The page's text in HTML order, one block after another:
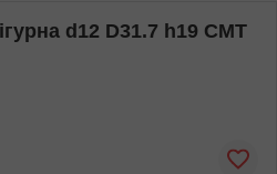
d12 D31.7 h19 СМТ